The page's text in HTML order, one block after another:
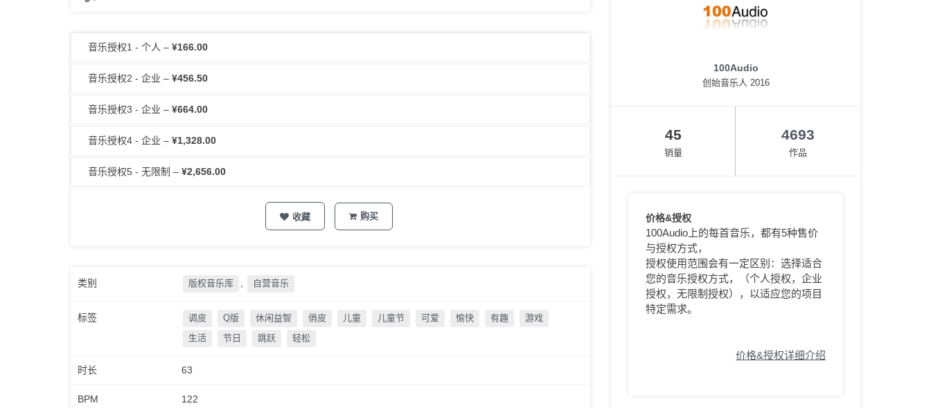
音乐授权1 - 个人 – ¥166.00
音乐授权2 - 企业 – ¥456.50
音乐授权3 - 企业 – ¥664.00
音乐授权4 - 企业 – ¥1,328.00
音乐授权5 - 无限制 – ¥2,656.00
收藏 购买
类别 版权音乐库 自营音乐
标签 调皮 Q版 休闲益智 俏皮 儿童 儿童节 可爱 愉快 有趣
游戏
生活
节日 跳跃 轻松
时长 63
BPM 122
100Audio
创始音乐人 2016
45
销量
4693
作品
价格&授权
100Audio上的每首音乐，都有5种售价
与授权方式，
授权使用范围会有一定区别：选择适合
您的音乐授权方式，（个人授权，企业
授权，无限制授权），以适应您的项目
特定需求。
价格&授权详细介绍